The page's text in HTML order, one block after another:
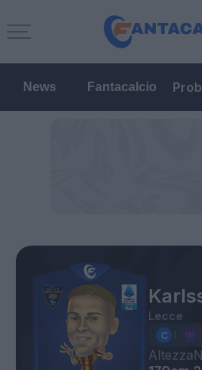
News Fantacalcio
Lecce
Altezza